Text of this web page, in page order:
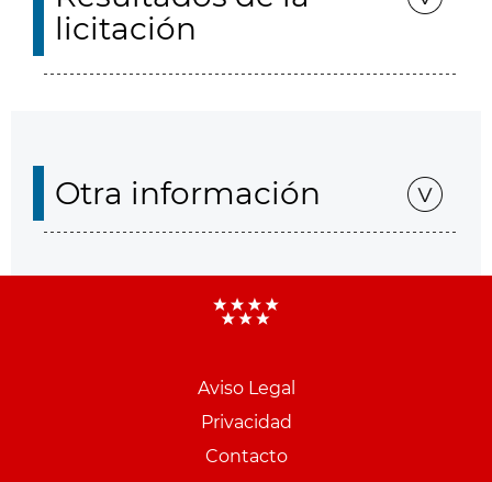
licitación
Otra información
Aviso Legal
Privacidad
Contacto